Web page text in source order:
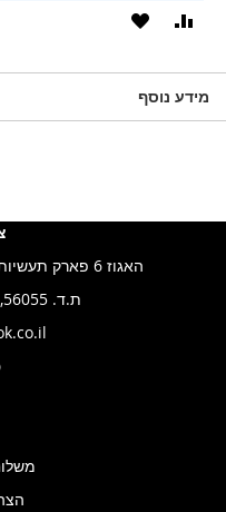
הוסף
מידע נוסף
האגוז 6 פארק תעשיות חבל מודיעין (בתאום מראש)
ת.ד. 56055, תל אביב 6156001